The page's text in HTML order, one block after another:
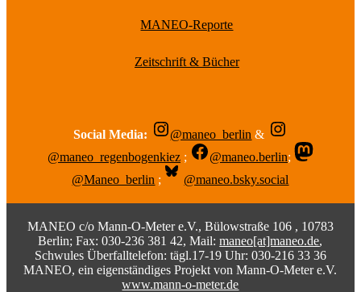
MANEO-Reporte
Zeitschrift & Bücher
Social Media: @maneo_berlin &
@maneo_regenbogenkiez ; @maneo.berlin;
@Maneo_berlin ; @maneo.bsky.social
MANEO c/o Mann-O-Meter e.V., Bülowstraße 106 , 10783
Berlin; Fax: 030-236 381 42, Mail:maneo[at]maneo.de,
Schwules Überfalltelefon: tägl.17-19 Uhr: 030-216 33 36
MANEO, ein eigenständiges Projekt von Mann-O-Meter e.V.
www.mann-o-meter.de